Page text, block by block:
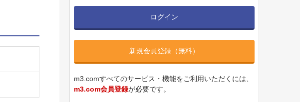
ログイン
新規会員登録（無料）
m3.comすべてのサービス・機能をご利用いただくには、
m3.com会員登録が必要です。